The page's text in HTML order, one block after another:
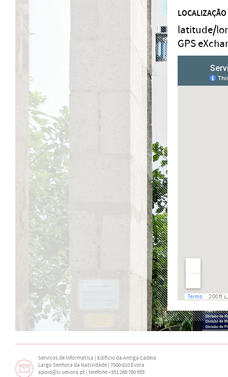
LOCALIZAÇÃO
latitude/
GPS
Serviços de Informática | Edifício da Antiga Cadeia
Largo Senhora da Natividade | 7000-810 Évora
apoio@si.uevora.pt | telefone +351 266 760 955